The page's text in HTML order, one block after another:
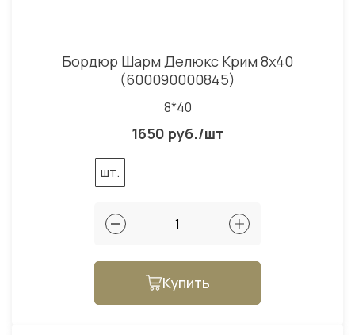
Бордюр Шарм Делюкс Крим 8x40
(600090000845)
8*40
1650 руб./шт
шт.
Купить